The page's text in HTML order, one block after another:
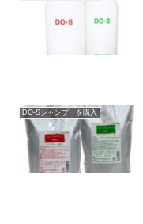
DO-Sシャンプーを購入